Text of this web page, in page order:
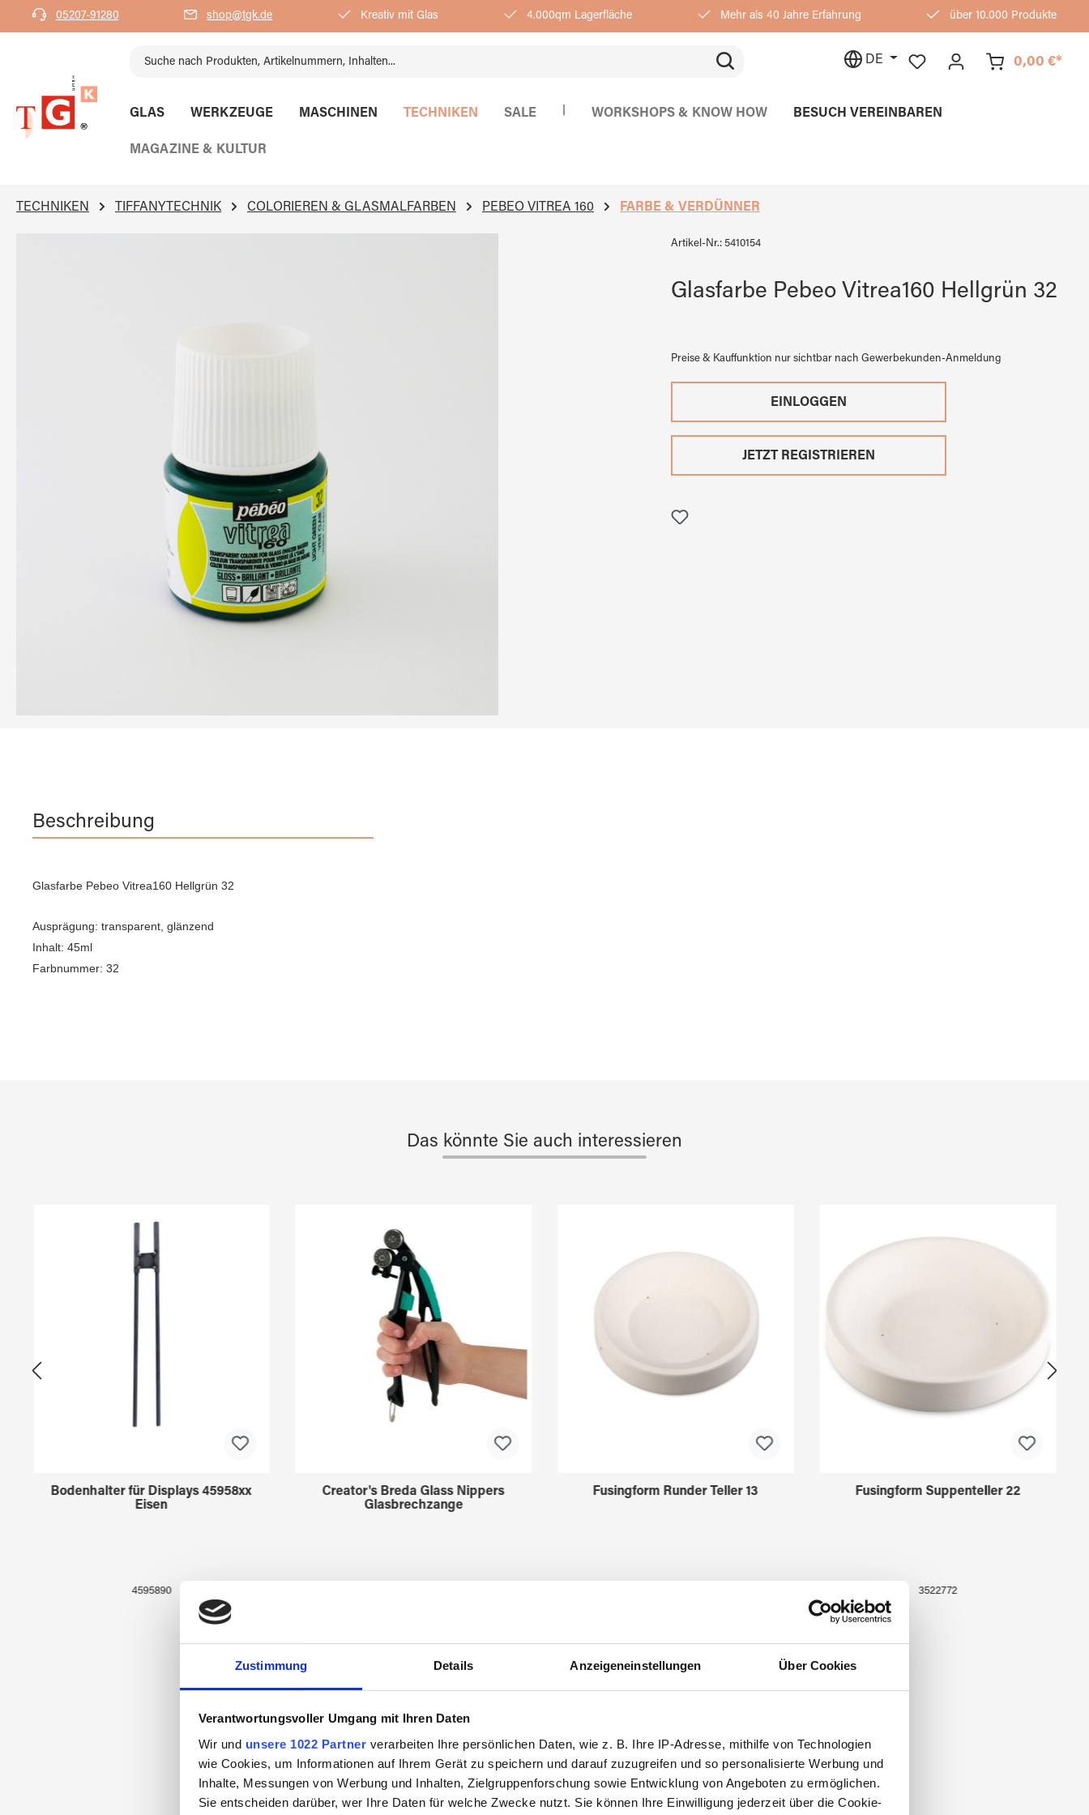
Zustimmung Details Anzeigeneinstellungen Über Cookies
Verantwortungsvoller Umgang mit Ihren Daten
Wir und unsere 1022 Partner verarbeiten Ihre persönlichen Daten, wie z. B. Ihre IP-Adresse, mithilfe von Technologien
wie Cookies, um Informationen auf Ihrem Gerät zu speichern und darauf zuzugreifen und so personalisierte Werbung und
Inhalte, Messungen von Werbung und Inhalten, Zielgruppenforschung sowie Entwicklung von Angeboten zu ermöglichen.
Sie entscheiden darüber, wer Ihre Daten für welche Zwecke nutzt. Sie können Ihre Einwilligung jederzeit über die Cookie-
Zur Hauptnavigation springen
05207-91280 shop@tgk.de Kreativ mit Glas 4.000qm Lagerfläche Mehr als 40 Jahre Erfahrung über 10.000 Produkte
DE 0,00 €*
GLAS WERKZEUGE MASCHINEN TECHNIKEN SALE WORKSHOPS & KNOW HOW BESUCH VEREINBAREN
MAGAZINE & KULTUR
TECHNIKEN TIFFANYTECHNIK COLORIEREN & GLASMALFARBEN PEBEO VITREA 160 FARBE & VERDÜNNER
Artikel-Nr.: 5410154
Glasfarbe Pebeo Vitrea160 Hellgrün 32
Preise & Kauffunktion nur sichtbar nach Gewerbekunden-Anmeldung
EINLOGGEN
JETZT REGISTRIEREN
Beschreibung
Glasfarbe Pebeo Vitrea160 Hellgrün 32
Ausprägung: transparent, glänzend
Inhalt: 45ml
Farbnummer: 32
Das könnte Sie auch interessieren
Bodenhalter für Displays 45958xx
Eisen
4595890
Creator's Breda Glass Nippers
Glasbrechzange
Fusingform Runder Teller 13 Fusingform Suppenteller 22
3522772